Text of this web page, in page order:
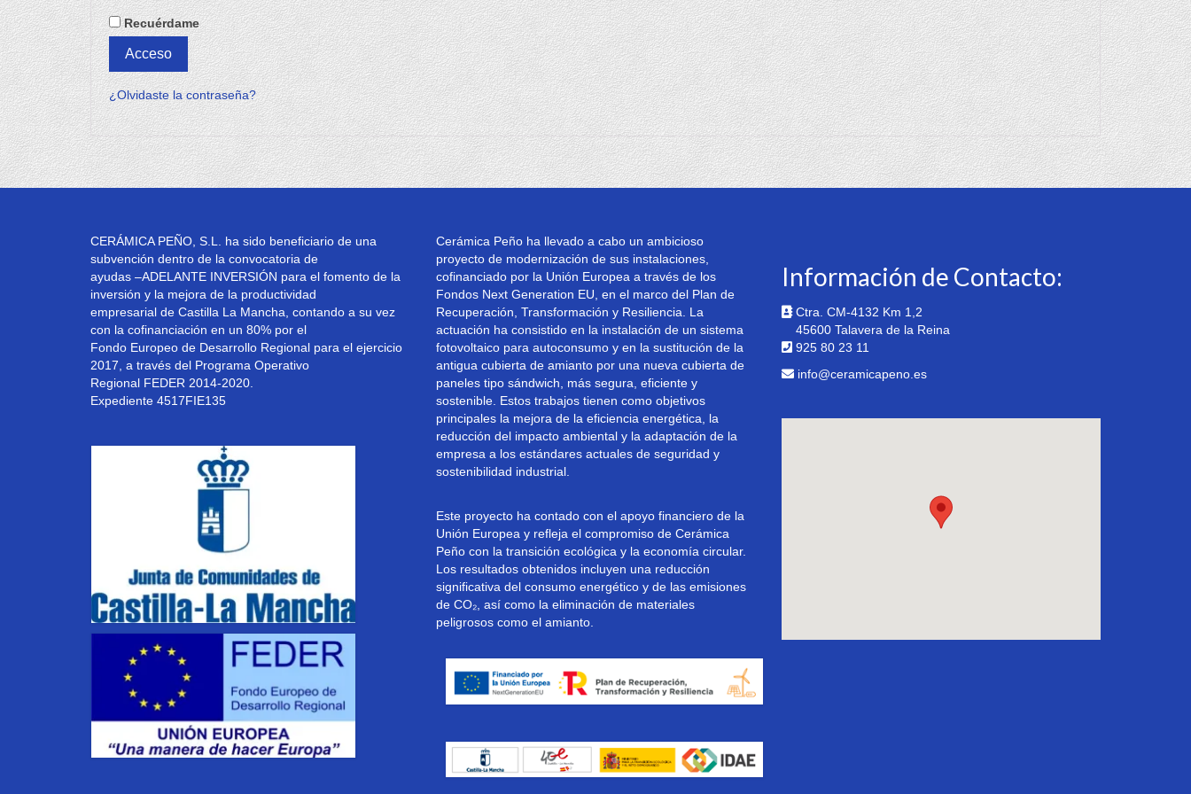
Recuérdame
Acceso
¿Olvidaste la contraseña?
CERÁMICA PEÑO, S.L. ha sido beneficiario de una
subvención dentro de la convocatoria de
ayudas –ADELANTE INVERSIÓN para el fomento de la
inversión y la mejora de la productividad
empresarial de Castilla La Mancha, contando a su vez
con la cofinanciación en un 80% por el
Fondo Europeo de Desarrollo Regional para el ejercicio
2017, a través del Programa Operativo
Regional FEDER 2014-2020.
Expediente 4517FIE135
Cerámica Peño ha llevado a cabo un ambicioso
proyecto de modernización de sus instalaciones,
cofinanciado por la Unión Europea a través de los
Fondos Next Generation EU, en el marco del Plan de
Recuperación, Transformación y Resiliencia. La
actuación ha consistido en la instalación de un sistema
fotovoltaico para autoconsumo y en la sustitución de la
antigua cubierta de amianto por una nueva cubierta de
paneles tipo sándwich, más segura, eficiente y
sostenible. Estos trabajos tienen como objetivos
principales la mejora de la eficiencia energética, la
reducción del impacto ambiental y la adaptación de la
empresa a los estándares actuales de seguridad y
sostenibilidad industrial.
Este proyecto ha contado con el apoyo financiero de la
Unión Europea y refleja el compromiso de Cerámica
Peño con la transición ecológica y la economía circular.
Los resultados obtenidos incluyen una reducción
significativa del consumo energético y de las emisiones
de CO₂, así como la eliminación de materiales
peligrosos como el amianto.
Información de Contacto:
Ctra. CM-4132 Km 1,2
45600 Talavera de la Reina
925 80 23 11
info@ceramicapeno.es